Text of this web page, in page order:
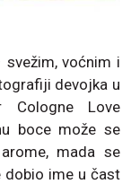
svežim, voćnim i
devojka u
Cologne Love
boce može se
mada se
dobio ime u čast